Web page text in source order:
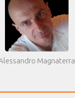
Magnaterra